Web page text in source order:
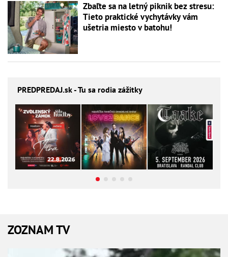
Zbaľte sa na letný piknik bez stresu:
Tieto praktické vychytávky vám
ušetria miesto v batohu!
PREDPREDAJ.sk - Tu sa rodia zážitky
ZOZNAM TV